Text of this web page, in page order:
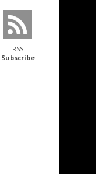
RSS
Subscribe